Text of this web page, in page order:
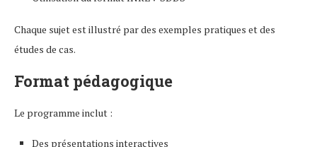
Chaque sujet est illustré par des exemples pratiques et des
études de cas.
Format pédagogique
Le programme inclut :
Des présentations interactives